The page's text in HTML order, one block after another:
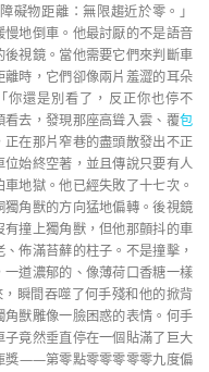
礙物距離：無限趨近於零。」
慢地倒車。他最討厭的不是語音
視鏡。當他需要它們來判斷車
時，它們卻像兩片羞澀的耳朵
你還是別看了，反正你也停不
去，發現那座高聳入雲、覆包
在那片窄巷的盡頭散發出不正
始終空著，並且傳說只要有人
地獄。他已經失敗了十七次。
角獸的方向猛地偏轉。後視鏡
撞上獨角獸，但他那顫抖的車
佈滿苔蘚的柱子。不是撞擊，
道濃郁的、像薄荷口香糖一樣
瞬間吞噬了何手殘和他的掀背
獸雕像一臉困惑的表情。何手
竟然垂直停在一個貼滿了巨大
獎——第零點零零零零零九度偏